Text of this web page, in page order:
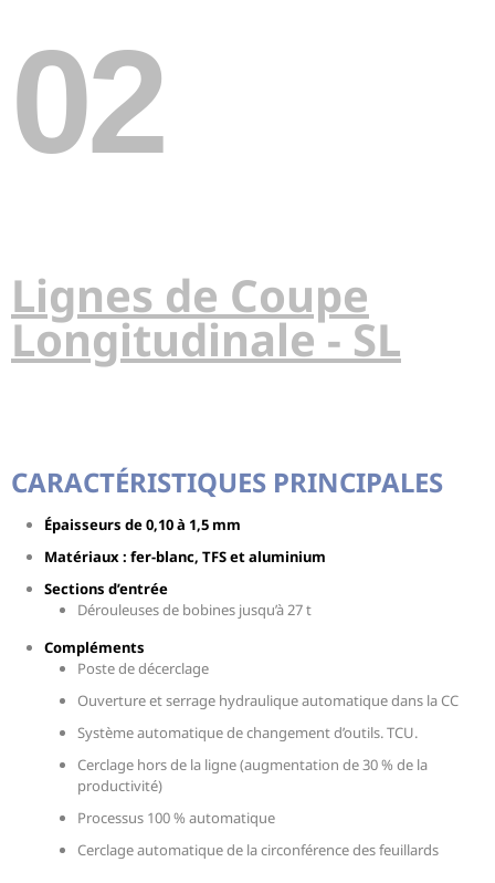
02
Lignes de Coupe
Longitudinale - SL
CARACTÉRISTIQUES PRINCIPALES
Épaisseurs de 0,10 à 1,5 mm
Matériaux : fer-blanc, TFS et aluminium
Sections d’entrée
Dérouleuses de bobines jusqu’à 27 t
Compléments
Poste de décerclage
Ouverture et serrage hydraulique automatique dans la CC
Système automatique de changement d’outils. TCU.
Cerclage hors de la ligne (augmentation de 30 % de la
productivité)
Processus 100 % automatique
Cerclage automatique de la circonférence des feuillards